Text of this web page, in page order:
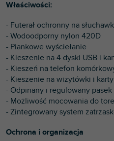
Właściwości:
- Futerał ochronny na
- Wodoodporny nylon 420D
- Piankowe wyściełanie
- Kieszenie na 4 dyski USB i
- Kieszeń na telefon
- Kieszenie na wizytówki i
- Odpinany i regulowany pasek
- Możliwość mocowania do
- Zintegrowany system
Ochrona i organizacja